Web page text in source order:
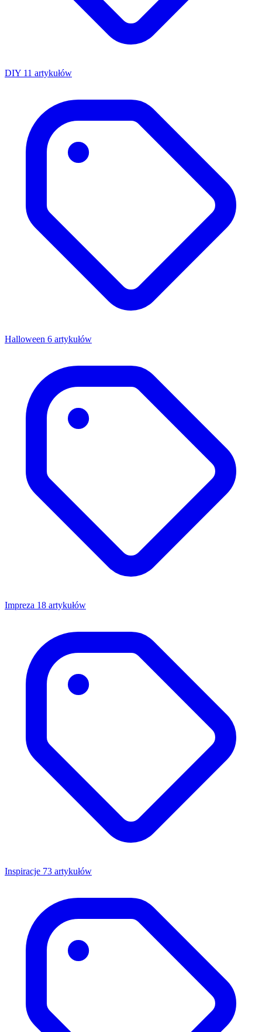
DIY 11 artykułów
Halloween 6 artykułów
Impreza 18 artykułów
Inspiracje 73 artykułów